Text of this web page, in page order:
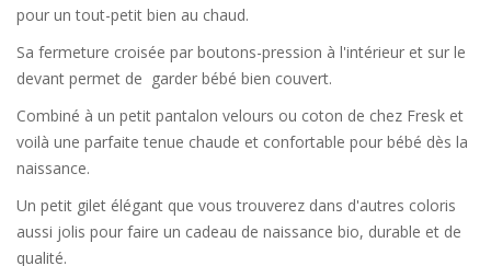
pour un tout-petit bien au chaud.
Sa fermeture croisée par boutons-pression à l'intérieur et sur le
devant permet de garder bébé bien couvert.
Combiné à un petit pantalon velours ou coton de chez Fresk et
voilà une parfaite tenue chaude et confortable pour bébé dès la
naissance.
Un petit gilet élégant que vous trouverez dans d'autres coloris
aussi jolis pour faire un cadeau de naissance bio, durable et de
qualité.